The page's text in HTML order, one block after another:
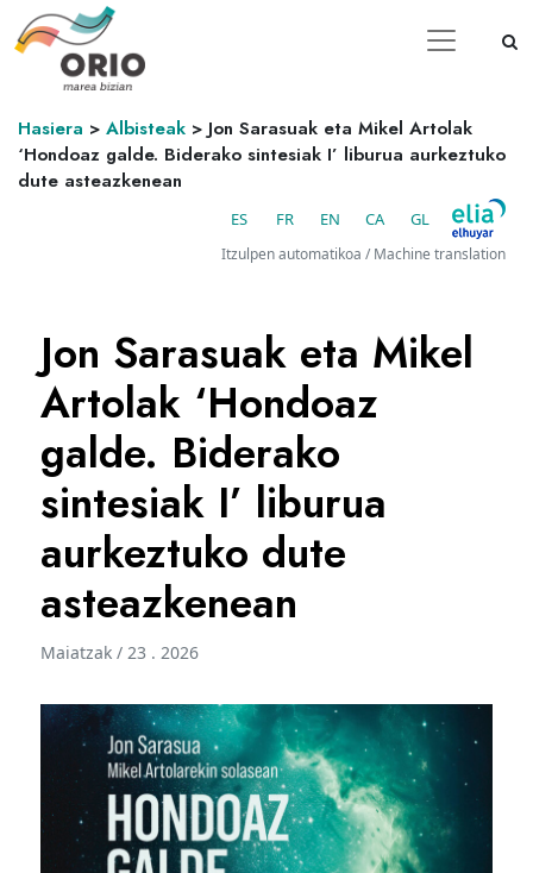
Hasiera > Albisteak >Jon Sarasuak eta Mikel Artolak
‘Hondoaz galde. Biderako sintesiak I’ liburua aurkeztuko
dute asteazkenean
ES FR EN CA GL
Itzulpen automatikoa / Machine translation
Jon Sarasuak eta Mikel
Artolak ‘Hondoaz
galde. Biderako
sintesiak I’ liburua
aurkeztuko dute
asteazkenean
Maiatzak / 23 . 2026